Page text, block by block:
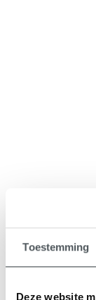
Toestemming
Deze website